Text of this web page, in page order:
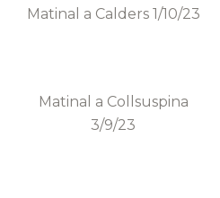
Matinal a Calders 1/10/23
Matinal a Collsuspina
3/9/23